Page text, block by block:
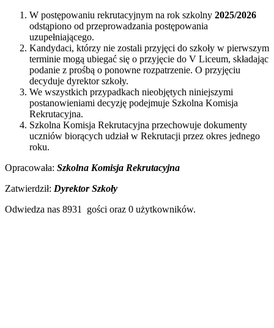
W postępowaniu rekrutacyjnym na rok szkolny 2025/2026
odstąpiono od przeprowadzania postępowania
uzupełniającego.
Kandydaci, którzy nie zostali przyjęci do szkoły w pierwszym
terminie mogą ubiegać się o przyjęcie do V Liceum, składając
podanie z prośbą o ponowne rozpatrzenie. O przyjęciu
decyduje dyrektor szkoły.
We wszystkich przypadkach nieobjętych niniejszymi
postanowieniami decyzję podejmuje Szkolna Komisja
Rekrutacyjna.
Szkolna Komisja Rekrutacyjna przechowuje dokumenty
uczniów biorących udział w Rekrutacji przez okres jednego
roku.
Opracowała: Szkolna Komisja Rekrutacyjna
Zatwierdził: Dyrektor Szkoły
Odwiedza nas 8931 gości oraz 0 użytkowników.